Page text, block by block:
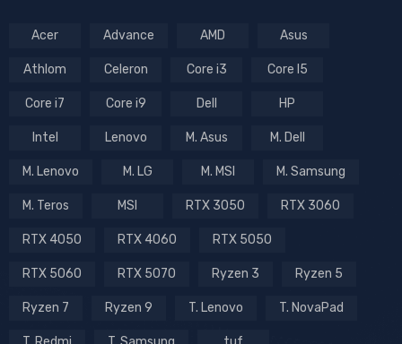
Acer Advance AMD Asus
Athlom Celeron Core i3 Core I5
Core i7 Core i9 Dell HP
Intel Lenovo M. Asus M. Dell
M. Lenovo M. LG M. MSI M. Samsung
M. Teros MSI RTX 3050 RTX 3060
RTX 4050 RTX 4060 RTX 5050
RTX 5060 RTX 5070 Ryzen 3 Ryzen 5
Ryzen 7 Ryzen 9 T. Lenovo T. NovaPad